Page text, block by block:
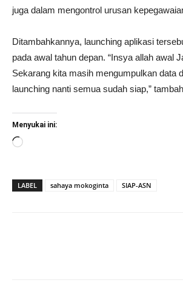
juga dalam mengontrol urusan
Ditambahkannya, launching aplikasi
pada awal tahun depan. “Insya allah awal
Sekarang kita masih mengumpulkan data
launching nanti semua sudah siap,”
Menyukai ini:
Memuat...
LABEL sahaya mokoginta SIAP-ASN